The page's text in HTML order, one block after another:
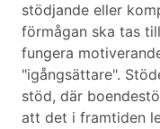
stödjande eller
förmågan ska tas
fungera
"igångsättare".
stöd, där
att det i framtiden